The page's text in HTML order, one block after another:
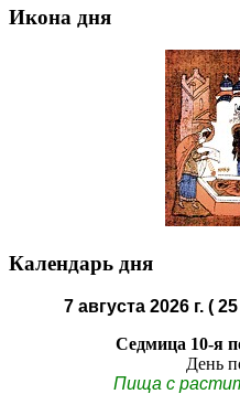
Икона дня
Календарь дня
7 августа 2026 г. (
Седмица 10-я
День
Пища с